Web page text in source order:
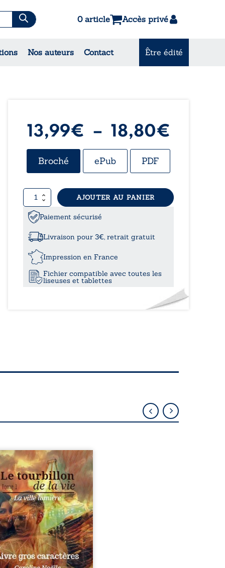
0 article Accès privé
Nos auteurs Contact Être édité
& Contes
13,99€ – 18,80€
de
Broché ePub PDF
quantité
de
Le
tourbillon
de
vie
Tome
AJOUTER AU PANIER
Paiement sécurisé
Livraison pour 3€, retrait gratuit
Impression en France
Fichier compatible avec toutes les
liseuses et tablettes
a dix ans. Elle est
d’une leucémie
À l’annonce
nouvelle, le monde
Pereira, sa mère,
La jeune femme va
la connaissance de
Müeller, le pédiatre de
fille. Le médecin est
beauté irréelle et semble
informé sur la vie
Elle ne comprend pas
pourquoi elle est ...